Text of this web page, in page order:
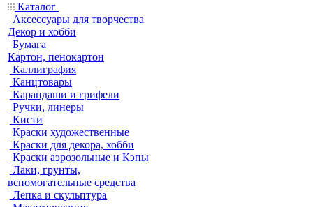
Каталог
Аксессуары для творчества
Декор и хобби
Бумага
Картон, пенокартон
Каллиграфия
Канцтовары
Карандаши и грифели
Ручки, линеры
Кисти
Краски художественные
Краски для декора, хобби
Краски аэрозольные и Кэпы
Лаки, грунты,
вспомогательные средства
Лепка и скульптура